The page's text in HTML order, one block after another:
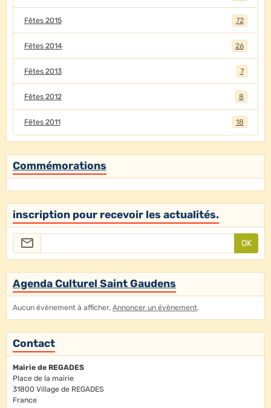
Fêtes 2015 72
Fêtes 2014 26
Fêtes 2013 7
Fêtes 2012 8
Fêtes 2011 18
Commémorations
inscription pour recevoir les actualités.
OK
Agenda Culturel Saint Gaudens
Aucun évènement à afficher, Annoncer un évènement.
Contact
Mairie de REGADES
Place de la mairie
31800 Village de REGADES
France